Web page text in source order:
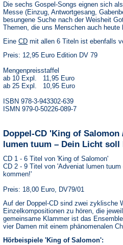
Die sechs Gospel-Songs eignen sich
Messe (Einzug, Antwortgesang,
besungene Suche nach der Weisheit
Themen, die uns Menschen auch heute
Eine CD(Öffnet
einem
Tab)
mit allen 6 Titeln ist ebenfalls
Preis: 12,95 Euro Edition DV 79
Mengenpreisstaffel
ab 10 Expl. 11,95 Euro
ab 25 Expl. 10,95 Euro
ISBN 978-3-943302-639
ISMN 979-0-50226-089-7
Doppel-CD 'King of Salomon
lumen tuum – Dein Licht soll
CD 1 - 6 Titel von 'King of Salomon'
CD 2 - 9 Titel von 'Adveniat lumen tuum
kommen!'
Preis: 18,00 Euro, DV79/01
Auf der Doppel-CD sind zwei zyklische
Einzelkompositionen zu hören, die
gemeinsame Klammer ist das
vier Damen mit einem phänomenalen
Hörbeispiele 'King of Salomon':